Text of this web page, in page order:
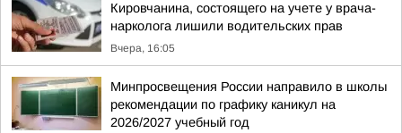
Кировчанина, состоящего на учете у врача-
нарколога лишили водительских прав
Вчера, 16:05
Минпросвещения России направило в школы
рекомендации по графику каникул на
2026/2027 учебный год